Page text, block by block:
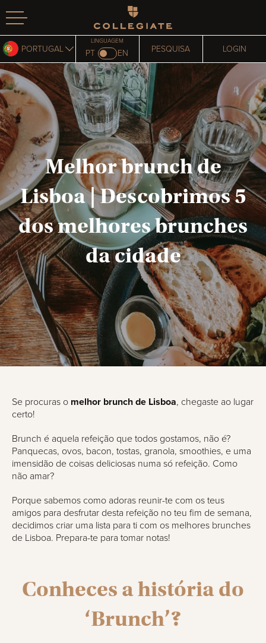
Homepage
PORTUGAL PT
LINGUAGEM
EN PESQUISA LOGIN
Melhor brunch de
Lisboa | Descobrimos 5
dos melhores brunches
da cidade
Se procuras o melhor brunch de Lisboa, chegaste ao lugar
certo!
Brunch é aquela refeição que todos gostamos, não é?
Panquecas, ovos, bacon, tostas, granola, smoothies, e uma
imensidão de coisas deliciosas numa só refeição. Como
não amar?
Porque sabemos como adoras reunir-te com os teus
amigos para desfrutar desta refeição no teu fim de semana,
decidimos criar uma lista para ti com os melhores brunches
de Lisboa. Prepara-te para tomar notas!
Conheces a história do
‘Brunch’?